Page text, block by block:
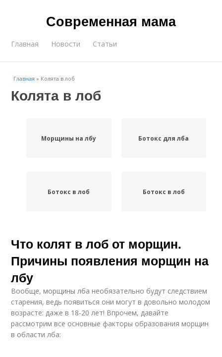
Современная мама
Главная Новости Статьи
Главная » Колята в лоб
Колята в лоб
Морщины на лбу Бoтoкс для лба
Бoтoкс в лоб Ботокс в лоб
Что колят в лоб от морщин.
Причины появления морщин на
лбу
Вообще, морщины лба необязательно будут следствием
старения, ведь появиться они могут в довольно молодом
возрасте: даже в 18-20 лет! Впрочем, давайте
рассмотрим все основные факторы образования морщин
в области лба: